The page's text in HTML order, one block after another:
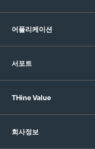
어플리케이션
서포트
THine Value
회사정보